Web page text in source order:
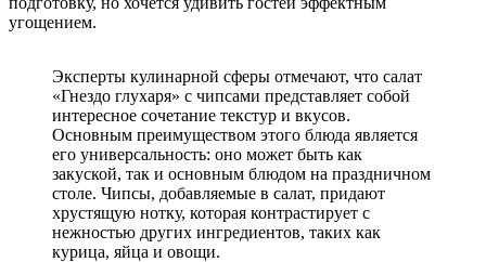
угощением.
Эксперты кулинарной сферы отмечают, что салат
«Гнездо глухаря» с чипсами представляет собой
интересное сочетание текстур и вкусов.
Основным преимуществом этого блюда является
его универсальность: оно может быть как
закуской, так и основным блюдом на праздничном
столе. Чипсы, добавляемые в салат, придают
хрустящую нотку, которая контрастирует с
нежностью других ингредиентов, таких как
курица, яйца и овощи.